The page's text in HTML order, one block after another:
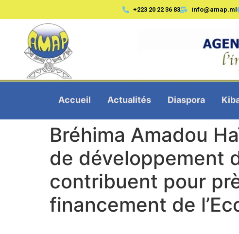
+223 20 22 36 83 info@amap.ml
Accueil Actualités Diaspora
Bréhima Amadou
de développement
contribuent pour
financement de